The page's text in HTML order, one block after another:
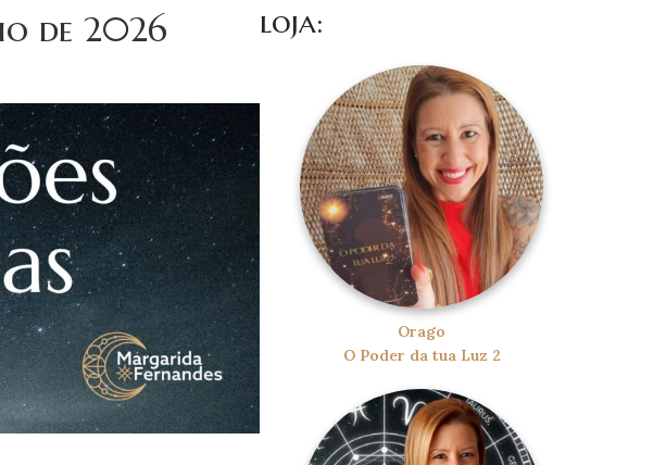
de 2026
loja:
Orago
O Poder da tua Luz 2